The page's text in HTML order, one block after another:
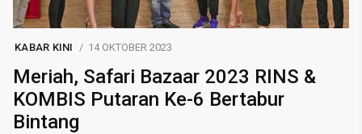
KABAR KINI 14 OKTOBER 2023
Meriah, Safari Bazaar 2023 RINS &
KOMBIS Putaran Ke-6 Bertabur
Bintang